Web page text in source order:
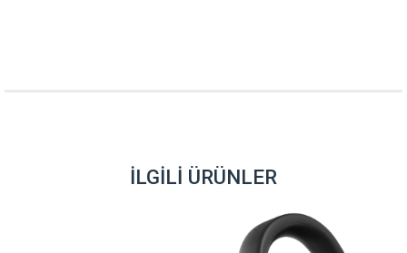
İLGILI ÜRÜNLER